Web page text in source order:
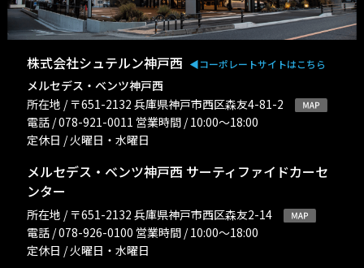
株式会社シュテルン神戸西 ◀︎コーポレートサイトはこちら
メルセデス・ベンツ神戸西
所在地 / 〒651-2132 兵庫県神戸市西区森友4-81-2
電話 / 078-921-0011 営業時間 / 10:00〜18:00
定休日 / 火曜日・水曜日
メルセデス・ベンツ神戸西 サーティファイドカーセ
ンター
所在地 / 〒651-2132 兵庫県神戸市西区森友2-14
電話 / 078-926-0100 営業時間 / 10:00〜18:00
定休日 / 火曜日・水曜日